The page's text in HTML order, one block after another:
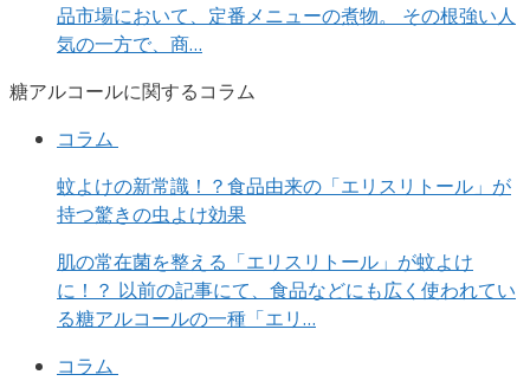
品市場において、定番メニューの煮物。 その根強い人
気の一方で、商…
糖アルコールに関するコラム
コラム
蚊よけの新常識！？食品由来の「エリスリトール」が
持つ驚きの虫よけ効果
肌の常在菌を整える「エリスリトール」が蚊よけ
に！？ 以前の記事にて、食品などにも広く使われてい
る糖アルコールの一種「エリ…
コラム